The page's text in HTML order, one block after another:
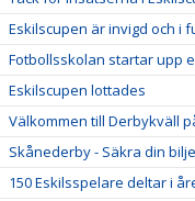
Eskilscupen är invigd och i
Fotbollsskolan startar upp
Eskilscupen lottades
Välkommen till Derbykväll
Skånederby - Säkra din
150 Eskilsspelare deltar i